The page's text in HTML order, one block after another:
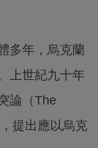
多年，烏克蘭
上世紀九十年
論（The
提出應以烏克